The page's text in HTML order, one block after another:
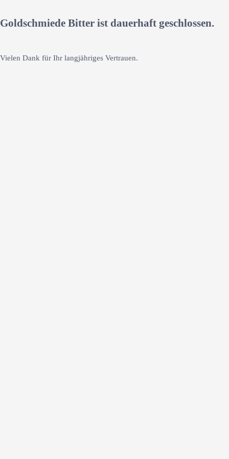
Goldschmiede Bitter ist dauerhaft geschlossen.
Vielen Dank für Ihr langjähriges Vertrauen.